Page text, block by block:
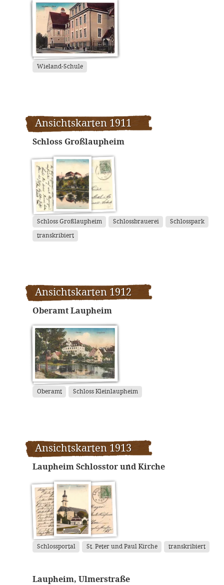
Wieland-Schule
Ansichtskarten 1911
Schloss Großlaupheim
Schloss Großlaupheim Schlossbrauerei Schlosspark
transkribiert
Ansichtskarten 1912
Oberamt Laupheim
Oberamt Schloss Kleinlaupheim
Ansichtskarten 1913
Laupheim Schlosstor und Kirche
Schlossportal St. Peter und Paul Kirche transkribiert
Laupheim, Ulmerstraße